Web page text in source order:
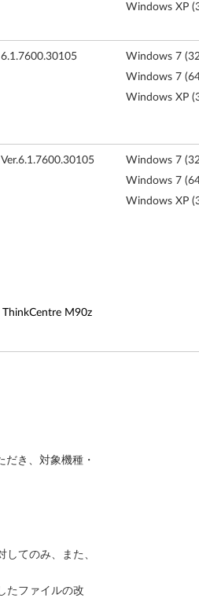
Windows XP
6.1.7600.30105
Windows 7
Windows 7
Windows XP
Ver.6.1.7600.30105
Windows 7
Windows 7
Windows XP
M90z
き、対象機種・
てのみ、また、
たファイルの改